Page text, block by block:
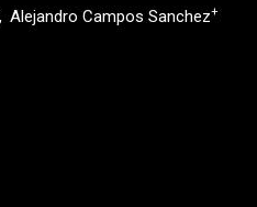
Alejandro Campos Sanchez+